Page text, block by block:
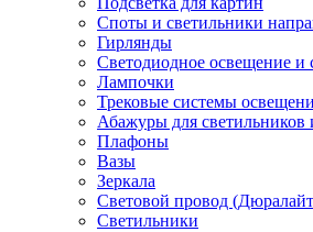
Споты и светильники
Гирлянды
Светодиодное освещение и
Лампочки
Трековые системы
Абажуры для светильников
Плафоны
Вазы
Зеркала
Световой провод
Светильники